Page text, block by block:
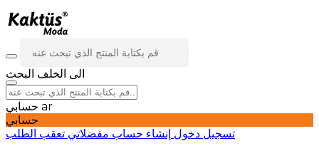
الى الخلف البحث
ar
حسابي
تسجيل دخول إنشاء حساب مفضلاتي تعقب الطلب